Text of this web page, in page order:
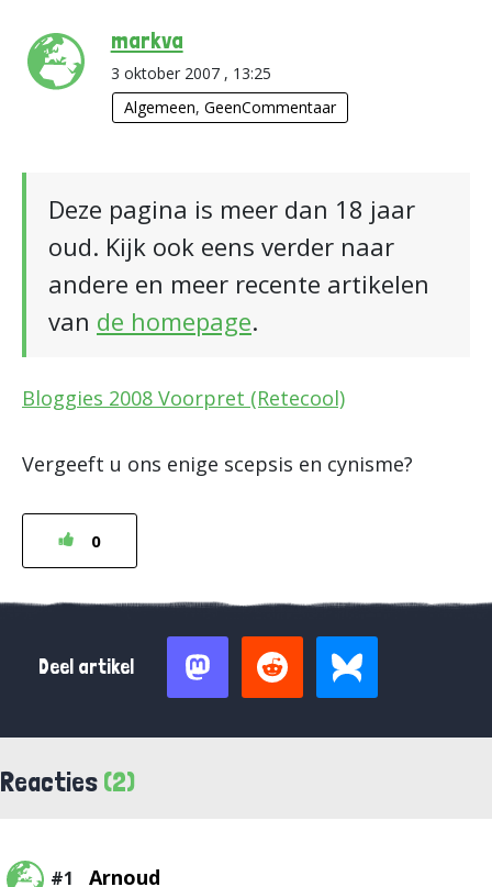
markva
3 oktober 2007 , 13:25
Algemeen, GeenCommentaar
Deze pagina is meer dan 18 jaar
oud. Kijk ook eens verder naar
andere en meer recente artikelen
van de homepage.
Bloggies 2008 Voorpret (Retecool)
Vergeeft u ons enige scepsis en cynisme?
0
Deel artikel
Reacties (2)
#1 Arnoud